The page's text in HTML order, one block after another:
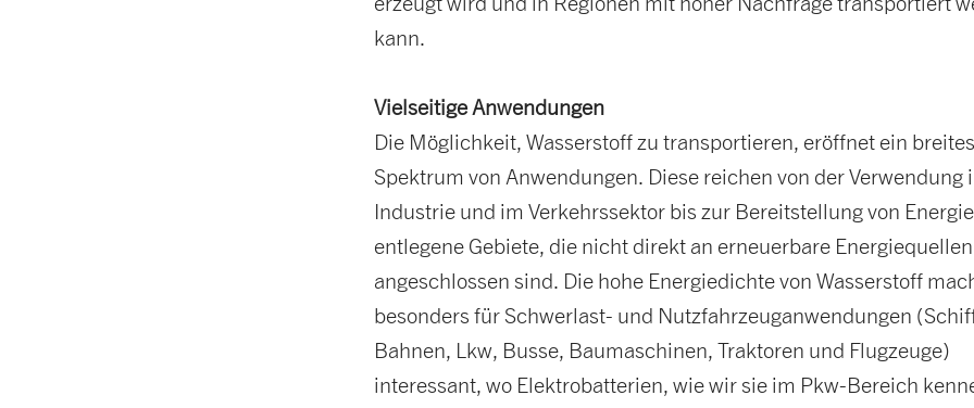
kann.
Vielseitige Anwendungen
Die Möglichkeit, Wasserstoff zu transportieren, eröffnet ein
Spektrum von Anwendungen. Diese reichen von der Verwendung
Industrie und im Verkehrssektor bis zur Bereitstellung von
entlegene Gebiete, die nicht direkt an erneuerbare Energiequellen
angeschlossen sind. Die hohe Energiedichte von Wasserstoff
besonders für Schwerlast- und Nutzfahrzeuganwendungen
Bahnen, Lkw, Busse, Baumaschinen, Traktoren und Flugzeuge)
interessant, wo Elektrobatterien, wie wir sie im Pkw-Bereich